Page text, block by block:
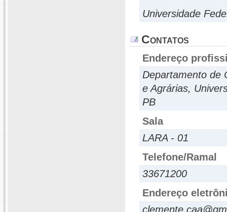
Universidade
Contatos
Endereço
Departamento de
e Agrárias,
PB
Sala
LARA - 01
Telefone/Ramal
33671200
Endereço